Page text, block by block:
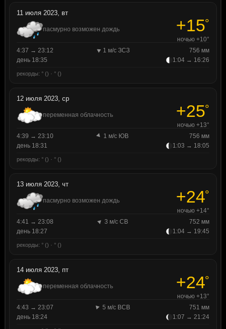
11 июля 2023, вт
пасмурно возможен дождь +15°
ночью +10°
4:37 → 23:12
1 м/с ЗСЗ
756 мм
день 18:35
1:04 → 16:26
рекорды: ° () · ° ()
12 июля 2023, ср
переменная облачность +25°
ночью +13°
4:39 → 23:10
1 м/с ЮВ
756 мм
день 18:31
1:03 → 18:05
рекорды: ° () · ° ()
13 июля 2023, чт
пасмурно возможен дождь +24°
ночью +14°
4:41 → 23:08
3 м/с СВ
752 мм
день 18:27
1:04 → 19:45
рекорды: ° () · ° ()
14 июля 2023, пт
переменная облачность +24°
ночью +13°
4:43 → 23:07
5 м/с ВСВ
751 мм
день 18:24
1:07 → 21:24